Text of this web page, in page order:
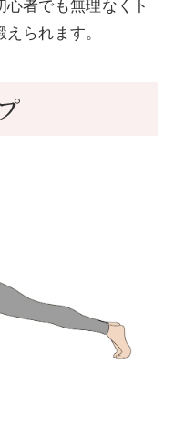
者でも無理なくト
られます。